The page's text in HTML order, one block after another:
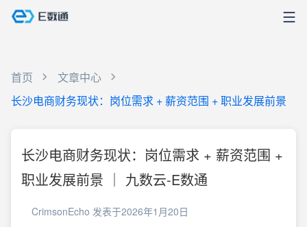
首页
文章中心
长沙电商财务现状：岗位需求 + 薪资范围 + 职业发展前景
长沙电商财务现状：岗位需求 + 薪资范围 +
职业发展前景 ｜ 九数云-E数通
CrimsonEcho 发表于2026年1月20日